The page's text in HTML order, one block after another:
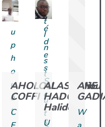
H
o
u
p
h
o
u
ë
t
-
e
t
I
n
s
t
i
u
t
i
t
y
(
l
t
é
d
e
s
S
c
i
e
d
a
AHOLOU
COFFI
C
ALASSANE
HADO
Halidou
U
Aliou
W